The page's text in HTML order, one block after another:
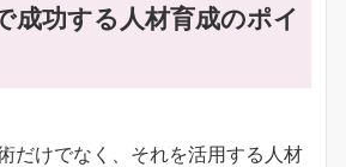
成功する人材育成のポイ
だけでなく、それを活用する人材